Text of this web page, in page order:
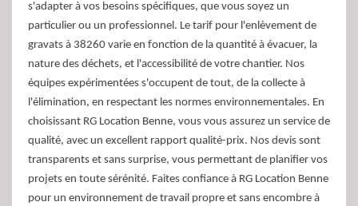
s'adapter à vos besoins spécifiques, que vous soyez un
particulier ou un professionnel. Le tarif pour l'enlèvement de
gravats à 38260 varie en fonction de la quantité à évacuer, la
nature des déchets, et l'accessibilité de votre chantier. Nos
équipes expérimentées s'occupent de tout, de la collecte à
l'élimination, en respectant les normes environnementales. En
choisissant RG Location Benne, vous vous assurez un service de
qualité, avec un excellent rapport qualité-prix. Nos devis sont
transparents et sans surprise, vous permettant de planifier vos
projets en toute sérénité. Faites confiance à RG Location Benne
pour un environnement de travail propre et sans encombre à